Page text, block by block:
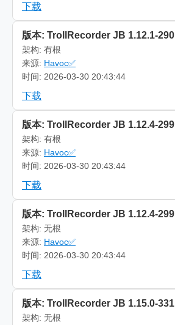
下载
版本: TrollRecorder JB 1.12.1-290
架构: 有根
来源: Havoc✅
时间: 2026-03-30 20:43:44
下载
版本: TrollRecorder JB 1.12.4-299
架构: 有根
来源: Havoc✅
时间: 2026-03-30 20:43:44
下载
版本: TrollRecorder JB 1.12.4-299
架构: 无根
来源: Havoc✅
时间: 2026-03-30 20:43:44
下载
版本: TrollRecorder JB 1.15.0-331
架构: 无根